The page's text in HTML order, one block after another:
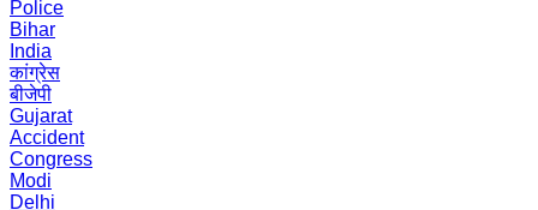
Police
Bihar
India
कांग्रेस
बीजेपी
Gujarat
Accident
Congress
Modi
Delhi